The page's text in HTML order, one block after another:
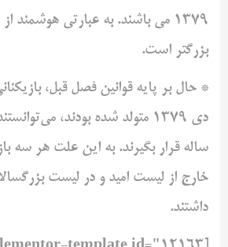
1379 می باشند. به عبارتی هوشمند
بزرگتر است.
ساله قرار بگیرند. به این علت هر سه
خارج از لیست امید و در لیست
داشتند.